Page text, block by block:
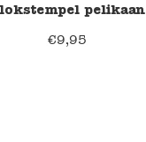
pelikaan
€9,95